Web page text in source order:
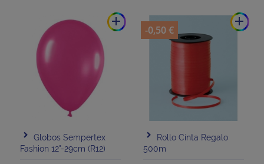
add
Globos Sempertex
Fashion 12"-29cm (R12)
add
Rollo Cinta Regalo
500m
-0,50 €